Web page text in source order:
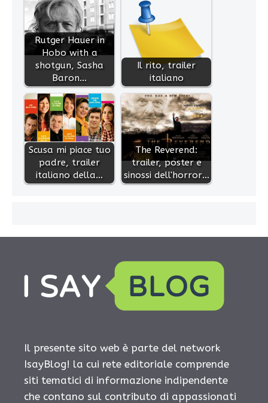
Rutger Hauer in
Hobo with a
shotgun, Sasha
Baron…
Il rito, trailer
italiano
Scusa mi piace tuo
padre, trailer
italiano della…
The Reverend:
trailer, poster e
sinossi dell'horror…
Il presente sito web è parte del network
IsayBlog! la cui rete editoriale comprende
siti tematici di informazione indipendente
che contano sul contributo di appassionati